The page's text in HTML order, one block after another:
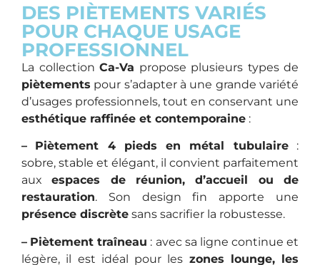
DES PIÈTEMENTS VARIÉS
POUR CHAQUE USAGE
PROFESSIONNEL
La collection Ca-Va propose plusieurs types de
piètements pour s’adapter à une grande variété
d’usages professionnels, tout en conservant une
esthétique raffinée et contemporaine :
– Piètement 4 pieds en métal tubulaire:
sobre, stable et élégant, il convient parfaitement
auxespaces de réunion, d’accueil ou de
restauration. Son design fin apporte une
présence discrète sans sacrifier la robustesse.
– Piètement traîneau : avec sa ligne continue et
légère, il est idéal pour les zones lounge, les